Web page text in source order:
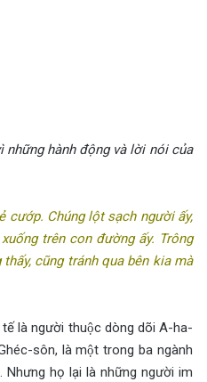
những hành động và lời nói của
cướp. Chúng lột sạch người ấy,
trên con đường ấy. Trông
cũng tránh qua bên kia mà
là người thuộc dòng dõi A-ha-
sôn, là một trong ba ngành
họ lại là những người im